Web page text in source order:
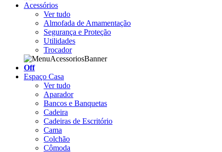
Acessórios
Ver tudo
Almofada de Amamentação
Segurança e Proteção
Utilidades
Trocador
Off
Espaço Casa
Ver tudo
Aparador
Bancos e Banquetas
Cadeira
Cadeiras de Escritório
Cama
Colchão
Cômoda